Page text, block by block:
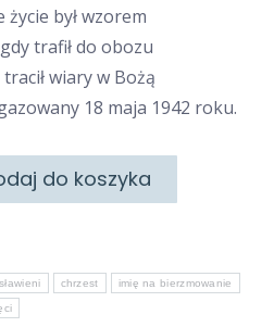
życie był wzorem
trafił do obozu
wiary w Bożą
18 maja 1942 roku.
do koszyka
chrzest imię na bierzmowanie